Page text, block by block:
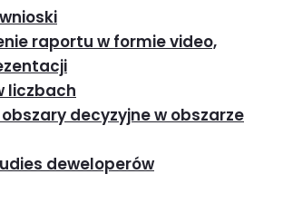
raportu w formie video,
liczbach
obszary decyzyjne w obszarze
deweloperów